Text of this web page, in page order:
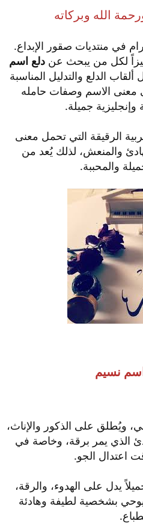
الله وبركاته
في منتديات صقور الإبداع.
لكل من يبحث عن دلع اسم
الدلع والتدليل المناسبة
معنى الاسم وصفات حامله
جميلة.
الرقيقة التي تحمل معنى
والمنعش، لذلك يُعد من
والمحببة.
نسيم
ويُطلق على الذكور والإناث،
الذي يمر برقة، وخاصة في
اعتدال الجو.
يدل على الهدوء، والرقة،
يوحي بشخصية لطيفة وهادئة